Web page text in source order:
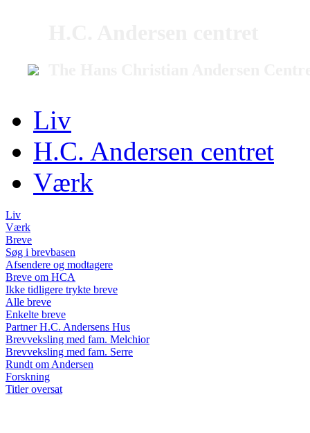
Liv
H.C. Andersen centret
Værk
Liv
Værk
Breve
Søg i brevbasen
Afsendere og modtagere
Breve om HCA
Ikke tidligere trykte breve
Alle breve
Enkelte breve
Partner H.C. Andersens Hus
Brevveksling med fam. Melchior
Brevveksling med fam. Serre
Rundt om Andersen
Forskning
Titler oversat